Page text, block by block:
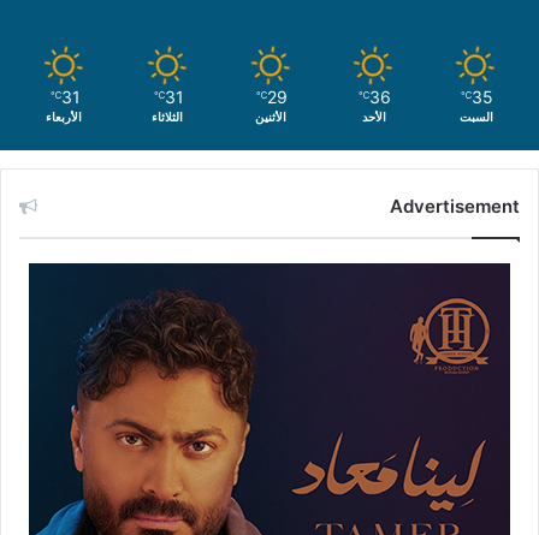
35
℃
السبت
36
℃
الأحد
29
℃
الأثنين
31
℃
الثلاثاء
31
℃
الأربعاء
Advertisement